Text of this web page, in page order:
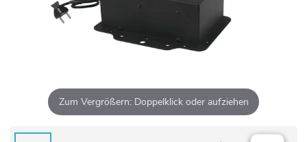
Zum Vergrößern: Doppelklick oder aufziehen